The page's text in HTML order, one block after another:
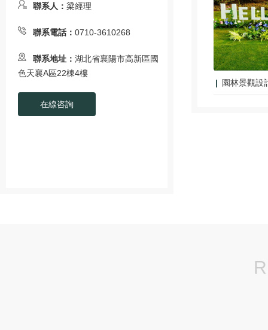
聯系人： 梁經理
聯系電話： 0710-3610268
聯系地址： 湖北省襄陽市高新區國
色天襄A區22棟4樓
在線咨詢
園林景觀設